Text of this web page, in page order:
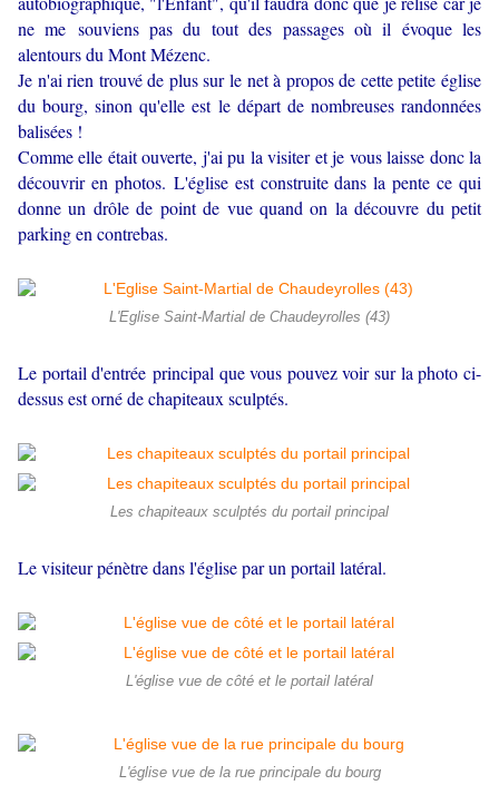
ne me souviens pas du tout des passages où il évoque les
alentours du Mont Mézenc.
Je n'ai rien trouvé de plus sur le net à propos de cette petite église
du bourg, sinon qu'elle est le départ de nombreuses randonnées
balisées !
Comme elle était ouverte, j'ai pu la visiter et je vous laisse donc la
découvrir en photos. L'église est construite dans la pente ce qui
donne un drôle de point de vue quand on la découvre du petit
parking en contrebas.
L'Eglise Saint-Martial de Chaudeyrolles (43)
Le portail d'entrée principal que vous pouvez voir sur la photo ci-
dessus est orné de chapiteaux sculptés.
Les chapiteaux sculptés du portail principal
Le visiteur pénètre dans l'église par un portail latéral.
L'église vue de côté et le portail latéral
L'église vue de la rue principale du bourg